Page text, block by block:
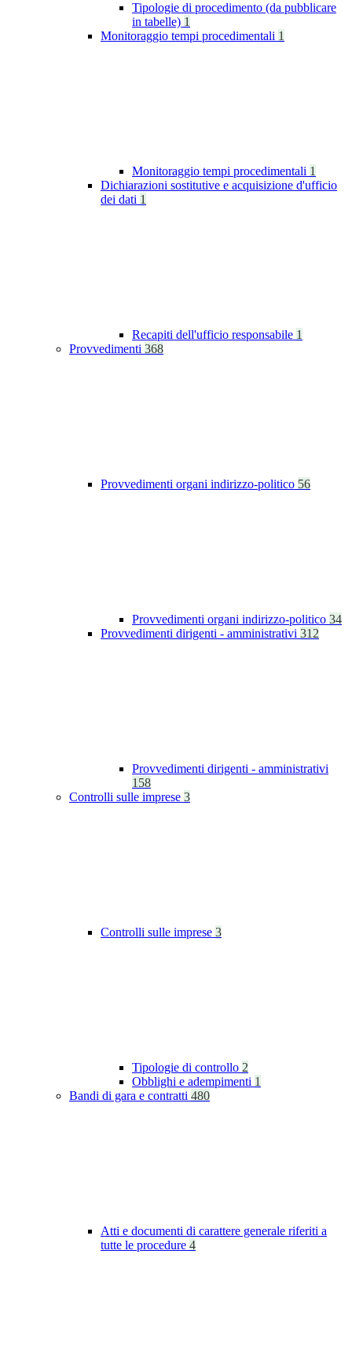
Tipologie di procedimento (da pubblicare
in tabelle) 1
Monitoraggio tempi procedimentali 1
Monitoraggio tempi procedimentali 1
Dichiarazioni sostitutive e acquisizione d'ufficio
dei dati 1
Recapiti dell'ufficio responsabile 1
Provvedimenti 368
Provvedimenti organi indirizzo-politico 56
Provvedimenti organi indirizzo-politico 34
Provvedimenti dirigenti - amministrativi 312
Provvedimenti dirigenti - amministrativi
158
Controlli sulle imprese 3
Controlli sulle imprese 3
Tipologie di controllo 2
Obblighi e adempimenti 1
Bandi di gara e contratti 480
Atti e documenti di carattere generale riferiti a
tutte le procedure 4